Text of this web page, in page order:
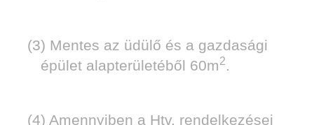
(3) Mentes az üdülő és a gazdasági
épület alapterületéből 60m2.
(4) Amennyiben a Htv. rendelkezései